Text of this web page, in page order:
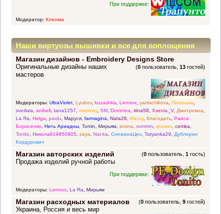
При поддержке:
Модератор: Клеома
Наши виртуозы вышивки и все для воплощения
прекрасных идей
Магазин дизайнов - Embroidery Designs Store
(0 пользователь,13 гостей)
Оригинальные дизайны наших
мастеров
Модераторы: UltraViolet, Lyubov, kuzashka, Lennox, yamschikova, Пимошка,
svetlaia, anibell, tana1257, marimay, SM, Domnina, irina58, Xsenia_V, Дмитревна,
La Ra, Helga, pavlu, Маруся, farmagina, Nata28, Mazzy, благодать, Раиса
Борисенко, Нить Ариадны, Tomin, Мирьям, sosna, svmmm, крохин, cemka,
Tonito, Николай19850805, zaya, Nat-ka, СнежанаЦех, Tatyanka29, Дублерин
Кордурович
Магазин авторских изделий (0 пользователь,1 гость)
Продажа изделий ручной работы
При поддержке:
Модераторы: Lennox, La Ra, Мирьям
Магазин расходных материалов (0 пользователь,9 гостей)
Украина, Россия и весь мир